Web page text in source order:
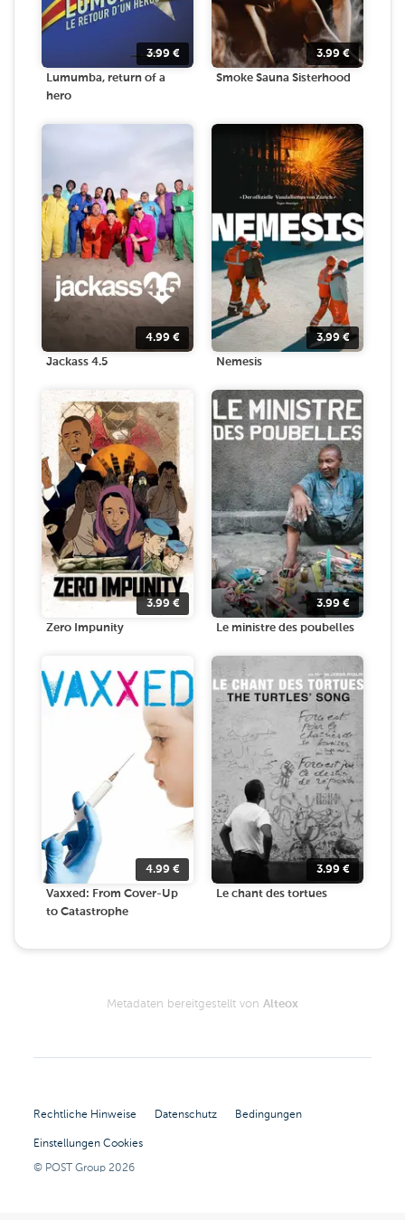
3.99 €
Lumumba, return of a
hero
3.99 €
Smoke Sauna Sisterhood
4.99 €
Jackass 4.5
3.99€
Nemesis
3.99 €
Zero Impunity
3.99 €
Le ministre des poubelles
4.99 €
Vaxxed: From Cover-Up
to Catastrophe
3.99 €
Le chant des tortues
Metadaten bereitgestellt von Alteox
Rechtliche Hinweise Datenschutz Bedingungen
Einstellungen Cookies
© POST Group2026